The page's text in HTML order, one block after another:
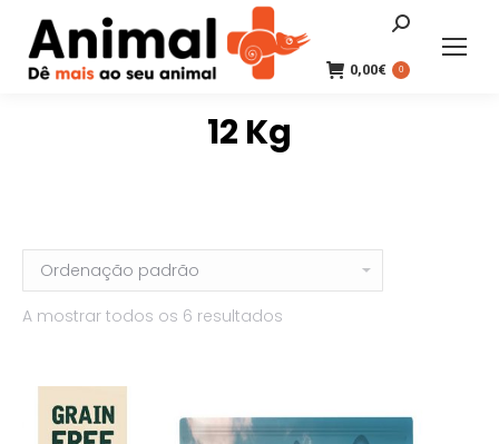
Search:
0,00€ 0
12 Kg
A mostrar todos os 6 resultados